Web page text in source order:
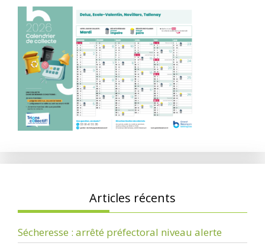
Articles récents
Sécheresse : arrêté préfectoral niveau alerte